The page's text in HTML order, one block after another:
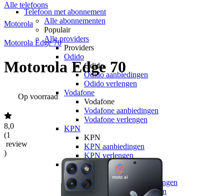
Telefoon met abonnement
Alle abonnementen
Populair
Alle providers
Providers
Odido
Odido
Odido aanbiedingen
Odido verlengen
Vodafone
Vodafone
Vodafone aanbiedingen
Vodafone verlengen
KPN
KPN
KPN aanbiedingen
KPN verlengen
hollandsnieuwe
hollandsnieuwe
hollandsnieuwe aanbiedingen
hollandsnieuwe verlengen
Alle telefoons
Motorola
Motorola Edge 70
Motorola Edge 70
Op voorraad
8,0
(1
review
)